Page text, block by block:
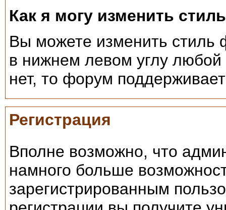
Как я могу изменить
Вы можете изменить стиль
в нижнем левом углу
нет, то форум
Регистрация
Вполне возможно, что
намного больше
зарегистрированным